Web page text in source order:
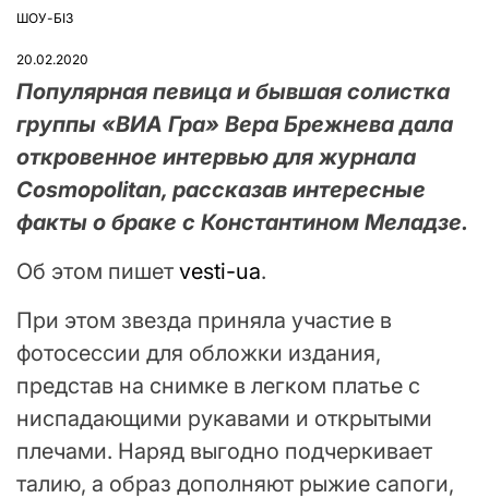
ОПУБЛІКУВАТИ
ШОУ-БІЗ
20.02.2020
Популярная певица и бывшая солистка
группы «ВИА Гра» Вера Брежнева дала
откровенное интервью для журнала
Cosmopolitan, рассказав интересные
факты о браке с Константином Меладзе.
Об этом пишет vesti-ua.
При этом звезда приняла участие в
фотосессии для обложки издания,
представ на снимке в легком платье с
ниспадающими рукавами и открытыми
плечами. Наряд выгодно подчеркивает
талию, а образ дополняют рыжие сапоги,